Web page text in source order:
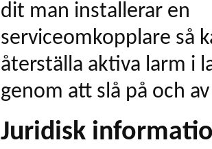
dit man installerar en
serviceomkopplare så
återställa aktiva larm i
genom att slå på och
Juridisk